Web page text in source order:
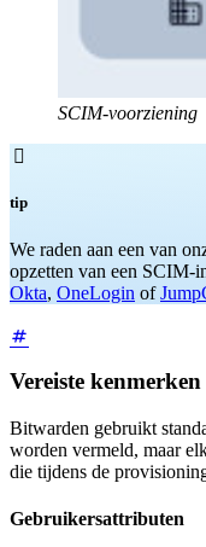
SCIM-voorziening

tip
We raden aan een van
opzetten van een SCIM-
Okta, OneLogin of
Vereiste kenmerken
Bitwarden gebruikt
worden vermeld, maar
die tijdens de
Gebruikersattributen